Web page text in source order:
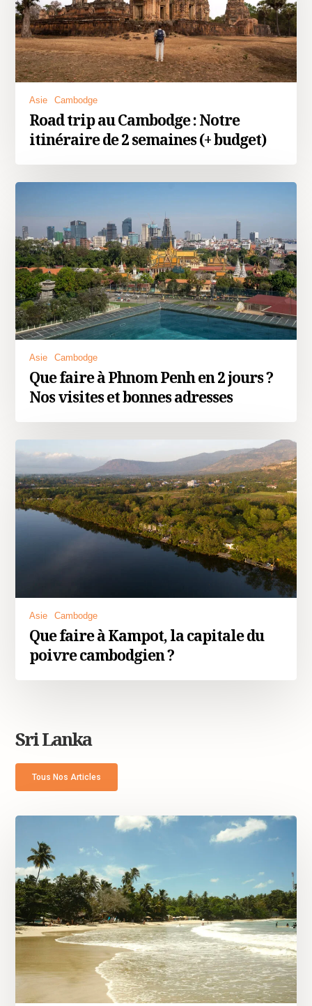
Asie Cambodge
Road trip au Cambodge : Notre
itinéraire de 2 semaines (+ budget)
Asie Cambodge
Que faire à Phnom Penh en 2 jours ?
Nos visites et bonnes adresses
Asie Cambodge
Que faire à Kampot, la capitale du
poivre cambodgien ?
Sri Lanka
Tous Nos Articles